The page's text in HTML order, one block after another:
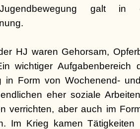
galt in
HJ waren Gehorsam,
wichtiger
in Form von Wochenend-
eher soziale
verrichten, aber auch im
Im Krieg kamen